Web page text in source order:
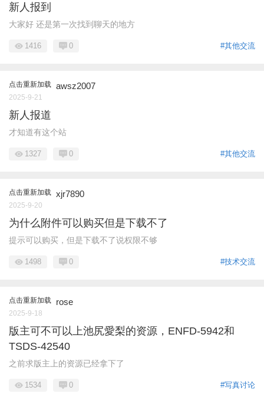
新人报到
大家好 还是第一次找到聊天的地方
#其他交流
1416 0
点击重新加载 awsz2007
2025-9-21
新人报道
才知道有这个站
#其他交流
1327 0
点击重新加载 xjr7890
2025-9-20
为什么附件可以购买但是下载不了
提示可以购买，但是下载不了说权限不够
#技术交流
1498 0
点击重新加载 rose
2025-9-18
版主可不可以上池尻愛梨的资源，ENFD-5942和
TSDS-42540
之前求版主上的资源已经拿下了
#写真讨论
1534 0